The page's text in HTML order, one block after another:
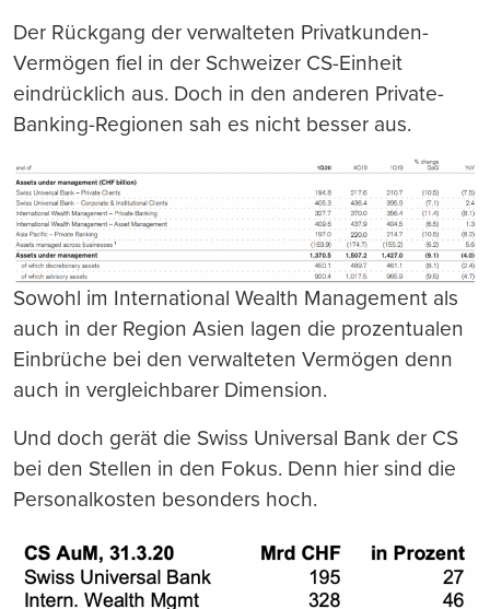
Der Rückgang der verwalteten Privatkunden-
Vermögen fiel in der Schweizer CS-Einheit
eindrücklich aus. Doch in den anderen Private-
Banking-Regionen sah es nicht besser aus.
Sowohl im International Wealth Management als
auch in der Region Asien lagen die prozentualen
Einbrüche bei den verwalteten Vermögen denn
auch in vergleichbarer Dimension.
Und doch gerät die Swiss Universal Bank der CS
bei den Stellen in den Fokus. Denn hier sind die
Personalkosten besonders hoch.